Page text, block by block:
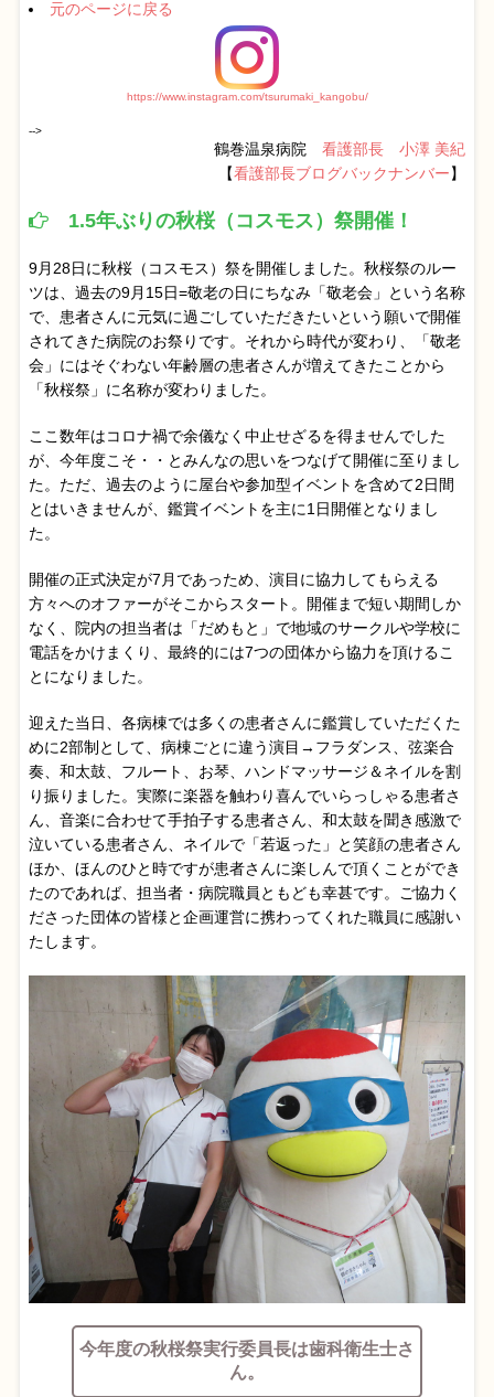
元のページに戻る
https://www.instagram.com/tsurumaki_kangobu/
-->
鶴巻温泉病院看護部長 小澤 美紀
【看護部長ブログバックナンバー】
1.5年ぶりの秋桜（コスモス）祭開催！
9月28日に秋桜（コスモス）祭を開催しました。秋桜祭のルー
ツは、過去の9月15日=敬老の日にちなみ「敬老会」という名称
で、患者さんに元気に過ごしていただきたいという願いで開催
されてきた病院のお祭りです。それから時代が変わり、「敬老
会」にはそぐわない年齢層の患者さんが増えてきたことから
「秋桜祭」に名称が変わりました。
ここ数年はコロナ禍で余儀なく中止せざるを得ませんでした
が、今年度こそ・・とみんなの思いをつなげて開催に至りまし
た。ただ、過去のように屋台や参加型イベントを含めて2日間
とはいきませんが、鑑賞イベントを主に1日開催となりまし
た。
開催の正式決定が7月であっため、演目に協力してもらえる
方々へのオファーがそこからスタート。開催まで短い期間しか
なく、院内の担当者は「だめもと」で地域のサークルや学校に
電話をかけまくり、最終的には7つの団体から協力を頂けるこ
とになりました。
迎えた当日、各病棟では多くの患者さんに鑑賞していただくた
めに2部制として、病棟ごとに違う演目→フラダンス、弦楽合
奏、和太鼓、フルート、お琴、ハンドマッサージ＆ネイルを割
り振りました。実際に楽器を触わり喜んでいらっしゃる患者さ
ん、音楽に合わせて手拍子する患者さん、和太鼓を聞き感激で
泣いている患者さん、ネイルで「若返った」と笑顔の患者さん
ほか、ほんのひと時ですが患者さんに楽しんで頂くことができ
たのであれば、担当者・病院職員ともども幸甚です。ご協力く
ださった団体の皆様と企画運営に携わってくれた職員に感謝い
たします。
今年度の秋桜祭実行委員長は歯科衛生士さ
ん。